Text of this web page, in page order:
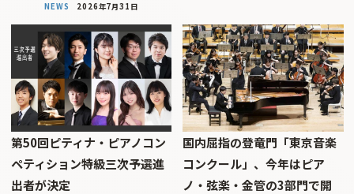
NEWS 2026年7月31日
第50回ピティナ・ピアノコン
ペティション特級三次予選進
出者が決定
国内屈指の登竜門「東京音楽
コンクール」、今年はピア
ノ・弦楽・金管の3部門で開